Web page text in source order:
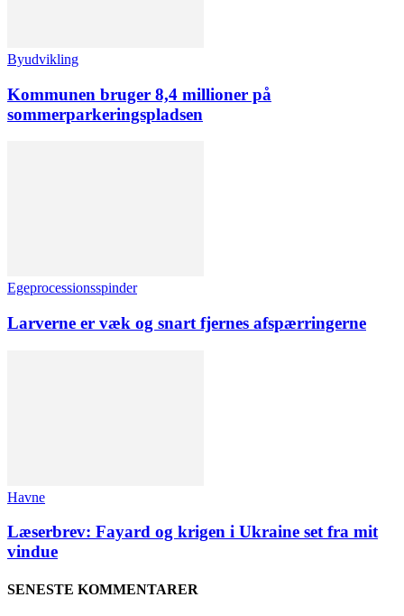
Byudvikling
Kommunen bruger 8,4 millioner på
sommerparkeringspladsen
Egeprocessionsspinder
Larverne er væk og snart fjernes afspærringerne
Havne
Læserbrev: Fayard og krigen i Ukraine set fra mit
vindue
SENESTE KOMMENTARER